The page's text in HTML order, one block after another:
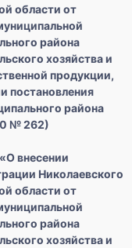
области от
района
хозяйства и
продукции,
постановления
района
№ 262)
внесении
Николаевского
области от
района
хозяйства и